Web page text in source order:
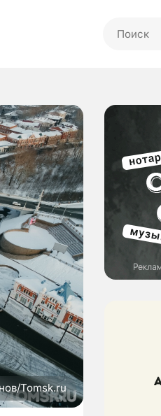
Tomsk.ru